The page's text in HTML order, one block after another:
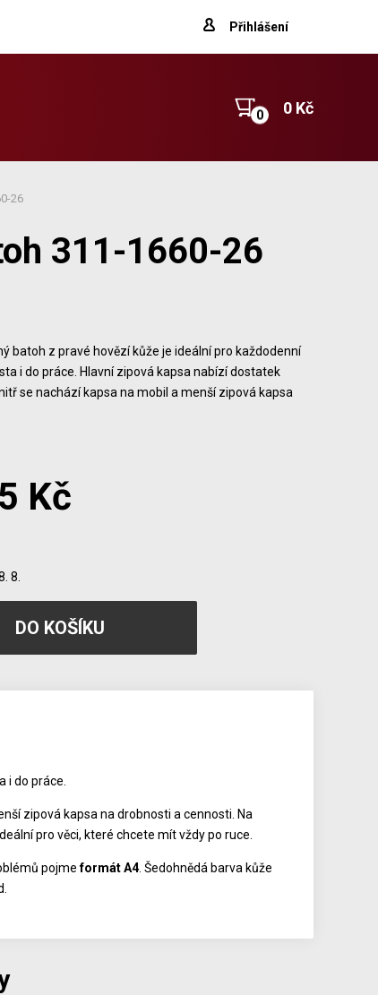
Přihlášení
0 Kč
26
311-1660-26
batoh z pravé hovězí kůže je ideální pro každodenní
i do práce. Hlavní zipová kapsa nabízí dostatek
se nachází kapsa na mobil a menší zipová kapsa
Kč
8.
i do práce.
zipová kapsa na drobnosti a cennosti. Na
pro věci, které chcete mít vždy po ruce.
pojmeformát A4. Šedohnědá barva kůže